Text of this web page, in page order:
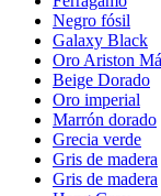
Negro fósil
Galaxy Black
Oro Ariston
Beige Dorado
Oro imperial
Marrón dorado
Grecia verde
Gris de madera
Gris de madera